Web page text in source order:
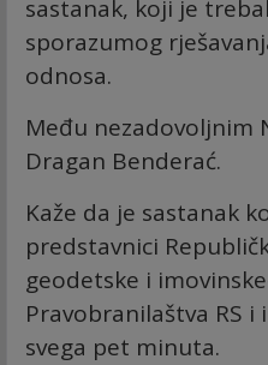
sastanak, koji je
sporazumog
odnosa.
Među nezadovoljnim
Dragan Benderać.
Kaže da je sastanak
predstavnici
geodetske i
Pravobranilaštva RS
svega pet minuta.